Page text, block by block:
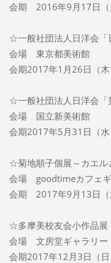
会期 2016年9月17日（
☆一般社団法人日洋会
会場 東京都美術館
会期2017年1月26日（木
☆一般社団法人日洋会「
会場 国立新美術館
会期2017年5月31日（水
☆菊地順子個展～カエル
会場 goodtimeカフェ
会期 2017年9月13日（
☆多摩美校友会小作品展
会場 文房堂ギャラリー
会期2017年12月3日（日